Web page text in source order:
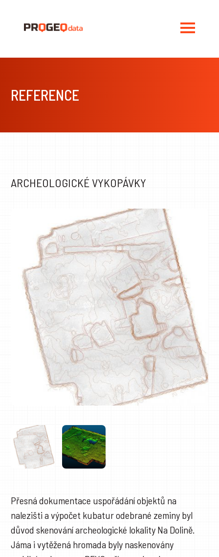
REFERENCE
ARCHEOLOGICKÉ VYKOPÁVKY
Přesná dokumentace uspořádání objektů na
nalezišti a výpočet kubatur odebrané zeminy byl
důvod skenování archeologické lokality Na Dolině.
Jáma i vytěžená hromada byly naskenovány